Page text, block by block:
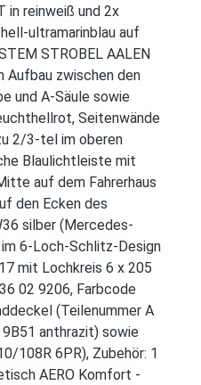
in reinweiß und 2x
ultramarinblau auf
STROBEL AALEN
Aufbau zwischen den
und A-Säule sowie
Seitenwände
2/3-tel im oberen
Blaulichtleiste mit
auf dem Fahrerhaus
den Ecken des
silber (Mercedes-
6-Loch-Schlitz-Design
mit Lochkreis 6 x 205
02 9206, Farbcode
(Teilenummer A
anthrazit) sowie
108R 6PR), Zubehör: 1
AERO Komfort -